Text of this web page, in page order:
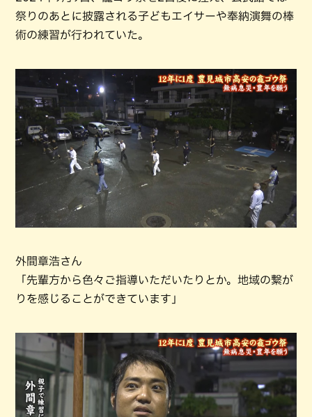
祭りのあとに披露される子どもエイサーや奉納演舞の棒
術の練習が行われていた。
外間章浩さん
「先輩方から色々ご指導いただいたりとか。地域の繋が
りを感じることができています」